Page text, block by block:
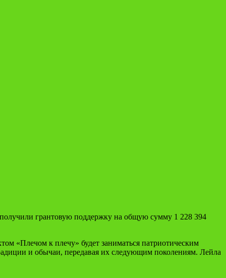
грантовую поддержку на общую сумму 1 228 394
«Плечом к плечу» будет заниматься патриотическим
и обычаи, передавая их следующим поколениям. Лейла